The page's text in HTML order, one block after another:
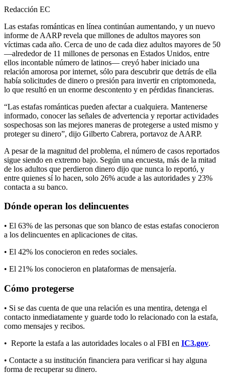
Redacción EC
Las estafas románticas en línea continúan aumentando, y un nuevo
informe de AARP revela que millones de adultos mayores son
víctimas cada año. Cerca de uno de cada diez adultos mayores de 50
—alrededor de 11 millones de personas en Estados Unidos, entre
ellos incontable número de latinos— creyó haber iniciado una
relación amorosa por internet, sólo para descubrir que detrás de ella
había solicitudes de dinero o presión para invertir en criptomoneda,
lo que resultó en un enorme descontento y en pérdidas financieras.
“Las estafas románticas pueden afectar a cualquiera. Mantenerse
informado, conocer las señales de advertencia y reportar actividades
sospechosas son las mejores maneras de protegerse a usted mismo y
proteger su dinero”, dijo Gilberto Cabrera, portavoz de AARP.
A pesar de la magnitud del problema, el número de casos reportados
sigue siendo en extremo bajo. Según una encuesta, más de la mitad
de los adultos que perdieron dinero dijo que nunca lo reportó, y
entre quienes sí lo hacen, solo 26% acude a las autoridades y 23%
contacta a su banco.
Dónde operan los delincuentes
• El 63% de las personas que son blanco de estas estafas conocieron
a los delincuentes en aplicaciones de citas.
• El 42% los conocieron en redes sociales.
• El 21% los conocieron en plataformas de mensajería.
Cómo protegerse
• Si se das cuenta de que una relación es una mentira, detenga el
contacto inmediatamente y guarde todo lo relacionado con la estafa,
como mensajes y recibos.
• Reporte la estafa a las autoridades locales o al FBI en IC3.gov.
• Contacte a su institución financiera para verificar si hay alguna
forma de recuperar su dinero.